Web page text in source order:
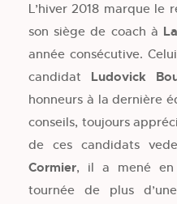
L’hiver 2018 marque le
son siège de coach à
année consécutive.
candidat Ludovick
honneurs à la dernière
conseils, toujours
de ces candidats
Cormier, il a mené en
tournée de plus